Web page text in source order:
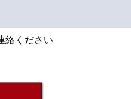
絡ください